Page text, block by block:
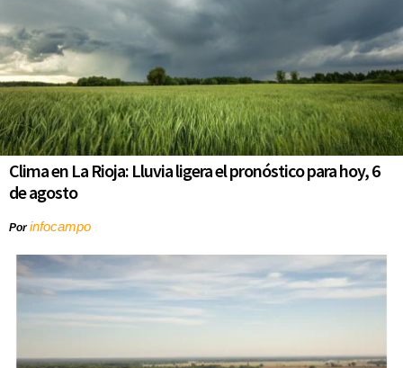
Clima en La Rioja: Lluvia ligera el pronóstico para hoy, 6
de agosto
Porinfocampo